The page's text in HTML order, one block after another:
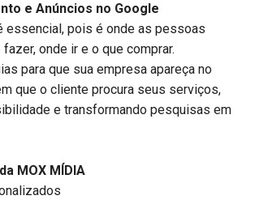
e Anúncios no Google
essencial, pois é onde as pessoas
onde ir e o que comprar.
para que sua empresa apareça no
que o cliente procura seus serviços,
e transformando pesquisas em
MOX MÍDIA